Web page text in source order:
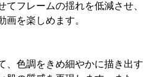
てフレームの揺れを低減させ、
画を楽しめます。
、色調をきめ細やかに描き出す